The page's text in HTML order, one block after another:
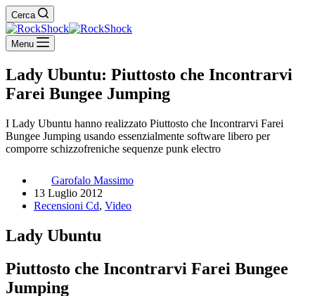
Cerca
Menu
Lady Ubuntu: Piuttosto che Incontrarvi
Farei Bungee Jumping
I Lady Ubuntu hanno realizzato Piuttosto che Incontrarvi Farei
Bungee Jumping usando essenzialmente software libero per
comporre schizzofreniche sequenze punk electro
Garofalo Massimo
13 Luglio 2012
Recensioni Cd, Video
Lady Ubuntu
Piuttosto che Incontrarvi Farei Bungee
Jumping